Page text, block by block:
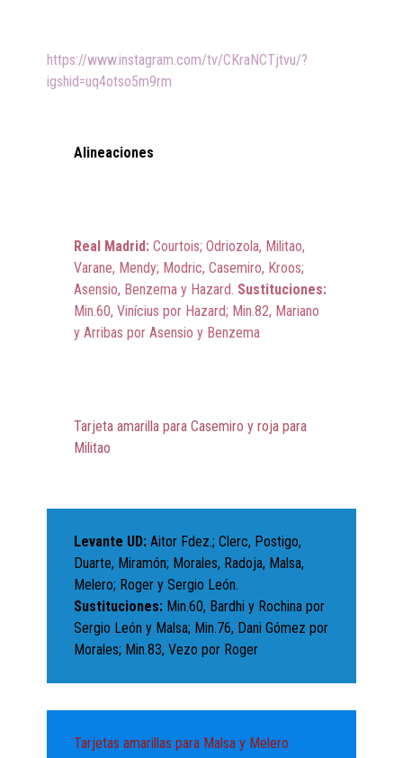
https://www.instagram.com/tv/CKraNCTjtvu/?
igshid=uq4otso5m9rm
Alineaciones
Real Madrid: Courtois; Odriozola, Militao,
Varane, Mendy; Modric, Casemiro, Kroos;
Asensio, Benzema y Hazard. Sustituciones:
Min.60, Vinícius por Hazard; Min.82, Mariano
y Arribas por Asensio y Benzema
Tarjeta amarilla para Casemiro y roja para
Militao
Levante UD: Aitor Fdez.; Clerc, Postigo,
Duarte, Miramón; Morales, Radoja, Malsa,
Melero; Roger y Sergio León.
Sustituciones: Min.60, Bardhi y Rochina por
Sergio León y Malsa; Min.76, Dani Gómez por
Morales; Min.83, Vezo por Roger
Tarjetas amarillas para Malsa y Melero